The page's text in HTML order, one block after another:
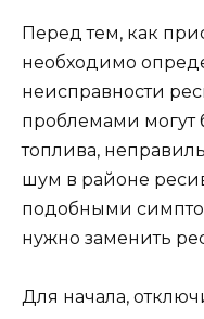
Перед тем, как
необходимо
неисправности
проблемами могут
топлива,
шум в районе
подобными
нужно заменить
Для начала,